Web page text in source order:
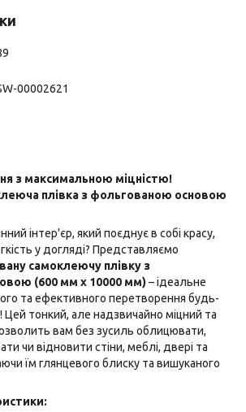
00002621
з максимальною міцністю!
плівка з фольгованою основою
інтер'єр, який поєднує в собі красу,
у догляді? Представляємо
самоклеючу плівку з
(600 мм х 10000 мм) – ідеальне
та ефективного перетворення будь-
Цей тонкий, але надзвичайно міцний та
вам без зусиль облицювати,
чи відновити стіни, меблі, двері та
їм глянцевого блиску та вишуканого